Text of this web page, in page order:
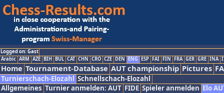
Logged on: Gast
Arabic ARM AZE BIH BUL CAT CHN CRO CZE DEN ENG ESP FAI FIN FRA GER GRE INA
Home Tournament-Database AUT championship Pictures
Turnierschach-Elozahl Schnellschach-Elozahl
Allgemeines Turnier anmelden: AUT FIDE Spieler anmelden Elo